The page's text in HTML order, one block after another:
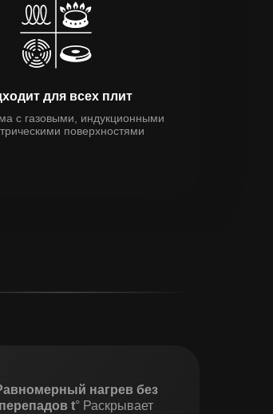
с газовыми, индукционными
поверхностями
для всех плит
нагрев без
перепадов t° Раскрывает